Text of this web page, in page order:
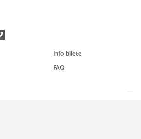
Info bilete
FAQ